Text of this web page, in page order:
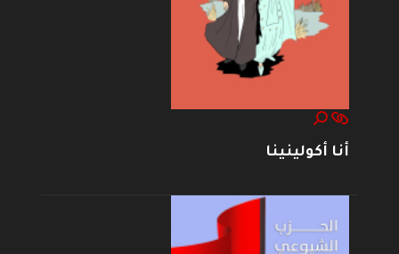
أنا أكولينينا